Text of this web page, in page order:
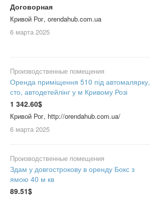
Договорная
Кривой Рог, orendahub.com.ua
6 марта 2025
Производственные помещения
Оренда приміщення 510 під автомалярку,
сто, автодетейлінг у м Кривому Розі
1 342.60$
Кривой Рог, http://orendahub.com.ua/
6 марта 2025
Производственные помещения
Здам у довгострокову в оренду Бокс з
ямою 40 м кв
89.51$